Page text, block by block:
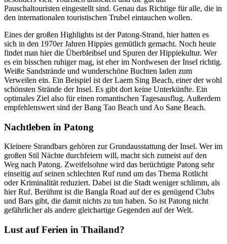
Pauschaltouristen eingestellt sind. Genau das Richtige für alle, die in
den internationalen touristischen Trubel eintauchen wollen.
Eines der großen Highlights ist der Patong-Strand, hier hatten es
sich in den 1970er Jahren Hippies gemütlich gemacht. Noch heute
findet man hier die Überbleibsel und Spuren der Hippiekultur. Wer
es ein bisschen ruhiger mag, ist eher im Nordwesen der Insel richtig.
Weiße Sandstrände und wunderschöne Buchten laden zum
Verweilen ein. Ein Beispiel ist der Laem Sing Beach, einer der wohl
schönsten Strände der Insel. Es gibt dort keine Unterkünfte. Ein
optimales Ziel also für einen romantischen Tagesausflug. Außerdem
empfehlenswert sind der Bang Tao Beach und Ao Sane Beach.
Nachtleben in Patong
Kleinere Strandbars gehören zur Grundausstattung der Insel. Wer im
großen Stil Nächte durchfeiern will, macht sich zumeist auf den
Weg nach Patong. Zweifelsohne wird das berüchtigte Patong sehr
einseitig auf seinen schlechten Ruf rund um das Thema Rotlicht
oder Kriminalität reduziert. Dabei ist die Stadt weniger schlimm, als
hier Ruf. Berühmt ist die Bangla Road auf der es genügend Clubs
und Bars gibt, die damit nichts zu tun haben. So ist Patong nicht
gefährlicher als andere gleichartige Gegenden auf der Welt.
Lust auf Ferien in Thailand?